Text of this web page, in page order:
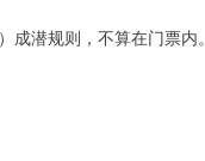
潜规则，不算在门票内。​